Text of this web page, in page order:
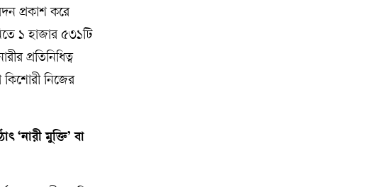
প্রকাশ করে
১ হাজার ৫৩১টি
প্রতিনিধিত্ব
কিশোরী নিজের
‘নারী মুক্তি’ বা